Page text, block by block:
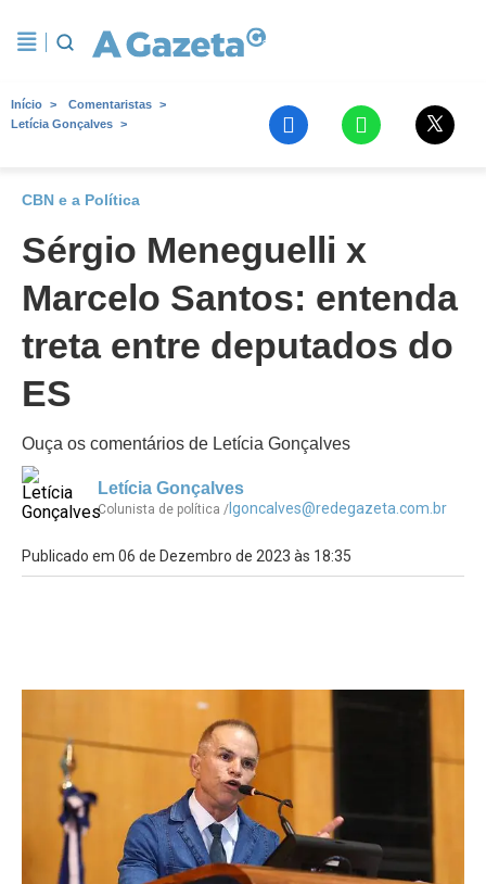
Início
Comentaristas
Letícia Gonçalves
CBN e a Política
Sérgio Meneguelli x
Marcelo Santos: entenda
treta entre deputados do
ES
Ouça os comentários de Letícia Gonçalves
Letícia Gonçalves
Colunista de política / lgoncalves@redegazeta.com.br
Publicado em 06 de Dezembro de 2023 às 18:35